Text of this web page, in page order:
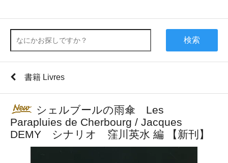
検索
書籍 Livres
シェルブールの雨傘 Les
Parapluies de Cherbourg / Jacques
DEMY シナリオ 窪川英水 編 【新刊】